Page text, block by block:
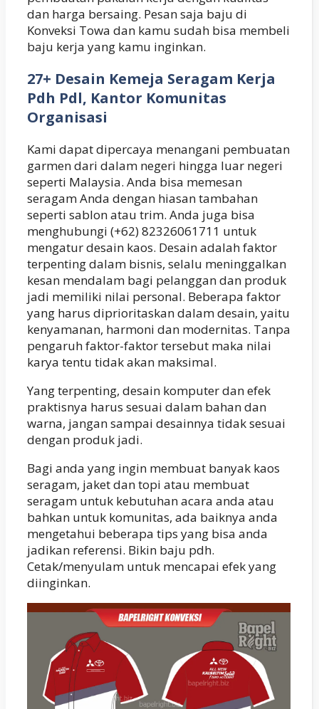
dan harga bersaing. Pesan saja baju di
Konveksi Towa dan kamu sudah bisa membeli
baju kerja yang kamu inginkan.
27+ Desain Kemeja Seragam Kerja
Pdh Pdl, Kantor Komunitas
Organisasi
Kami dapat dipercaya menangani pembuatan
garmen dari dalam negeri hingga luar negeri
seperti Malaysia. Anda bisa memesan
seragam Anda dengan hiasan tambahan
seperti sablon atau trim. Anda juga bisa
menghubungi (+62) 82326061711 untuk
mengatur desain kaos. Desain adalah faktor
terpenting dalam bisnis, selalu meninggalkan
kesan mendalam bagi pelanggan dan produk
jadi memiliki nilai personal. Beberapa faktor
yang harus diprioritaskan dalam desain, yaitu
kenyamanan, harmoni dan modernitas. Tanpa
pengaruh faktor-faktor tersebut maka nilai
karya tentu tidak akan maksimal.
Yang terpenting, desain komputer dan efek
praktisnya harus sesuai dalam bahan dan
warna, jangan sampai desainnya tidak sesuai
dengan produk jadi.
Bagi anda yang ingin membuat banyak kaos
seragam, jaket dan topi atau membuat
seragam untuk kebutuhan acara anda atau
bahkan untuk komunitas, ada baiknya anda
mengetahui beberapa tips yang bisa anda
jadikan referensi. Bikin baju pdh.
Cetak/menyulam untuk mencapai efek yang
diinginkan.